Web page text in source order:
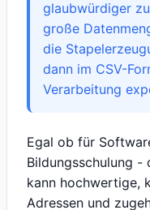
glaubwürdiger
große
die
dann im CSV-
Verarbeitung
Egal ob für
Bildungsschulung -
kann hochwertige,
Adressen und